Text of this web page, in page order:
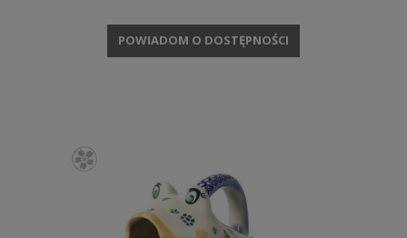
POWIADOM O DOSTĘPNOŚCI